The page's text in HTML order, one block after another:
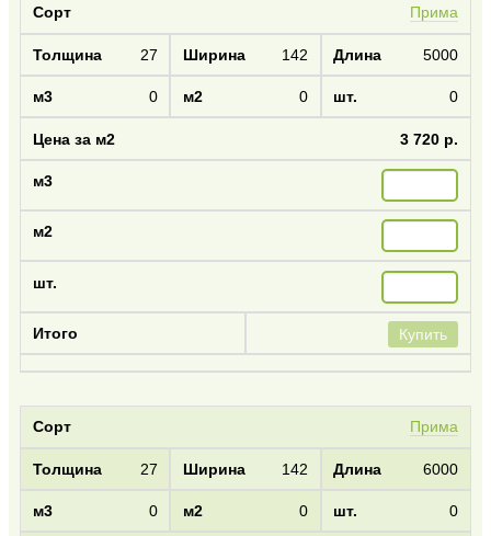
Прима
27 142 5000
0 0 0
3 720 р.
Купить
Прима
27 142 6000
0 0 0